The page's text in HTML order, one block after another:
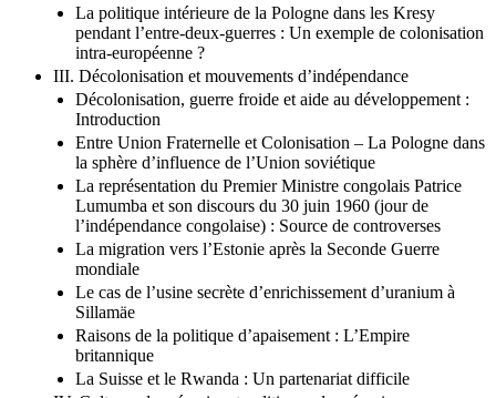
La politique intérieure de la Pologne dans les Kresy
pendant l’entre-deux-guerres : Un exemple de colonisation
intra-européenne ?
III. Décolonisation et mouvements d’indépendance
Décolonisation, guerre froide et aide au développement :
Introduction
Entre Union Fraternelle et Colonisation – La Pologne dans
la sphère d’influence de l’Union soviétique
La représentation du Premier Ministre congolais Patrice
Lumumba et son discours du 30 juin 1960 (jour de
l’indépendance congolaise) : Source de controverses
La migration vers l’Estonie après la Seconde Guerre
mondiale
Le cas de l’usine secrète d’enrichissement d’uranium à
Sillamäe
Raisons de la politique d’apaisement : L’Empire
britannique
La Suisse et le Rwanda : Un partenariat difficile